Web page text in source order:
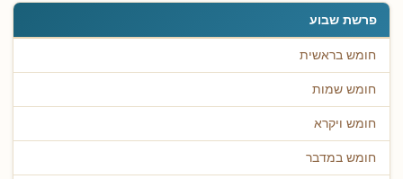
פרשת שבוע
חומש בראשית
חומש שמות
חומש ויקרא
חומש במדבר